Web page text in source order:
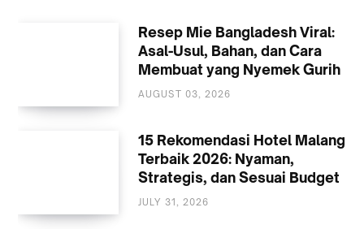
Resep Mie Bangladesh Viral:
Asal-Usul, Bahan, dan Cara
Membuat yang Nyemek Gurih
AUGUST 03, 2026
AKOMODASI
15 Rekomendasi Hotel Malang
Terbaik 2026: Nyaman,
Strategis, dan Sesuai Budget
JULY 31, 2026